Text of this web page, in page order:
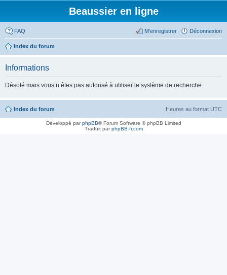
Beaussier en ligne
FAQ Déconnexion
M’enregistrer
Index du forum
Informations
Désolé mais vous n’êtes pas autorisé à utiliser le système de recherche.
Index du forum Heures au format UTC
Développé parphpBB® Forum Software © phpBB Limited
Traduit parphpBB-fr.com